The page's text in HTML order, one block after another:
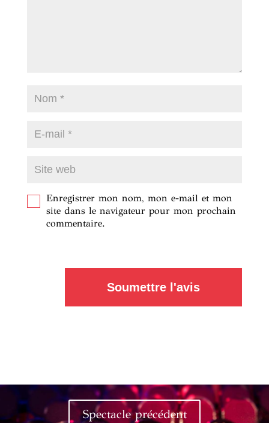
Enregistrer mon nom, mon e-mail et mon
site dans le navigateur pour mon prochain
commentaire.
Soumettre l'avis
Spectacle précédent